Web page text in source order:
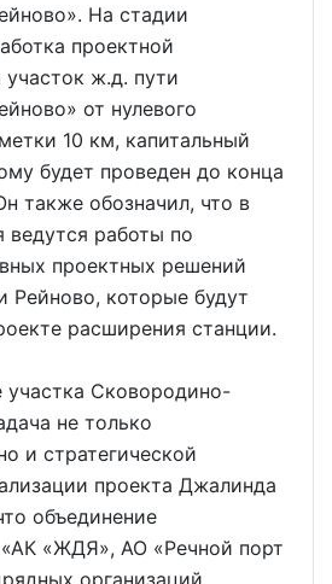
На стадии
проектной
ж.д. пути
от нулевого
10 км, капитальный
будет проведен до конца
также обозначил, что в
ведутся работы по
проектных решений
Рейново, которые будут
расширения станции.
участка Сковородино-
не только
и стратегической
проекта Джалинда
объединение
«ЖДЯ», АО «Речной порт
организаций